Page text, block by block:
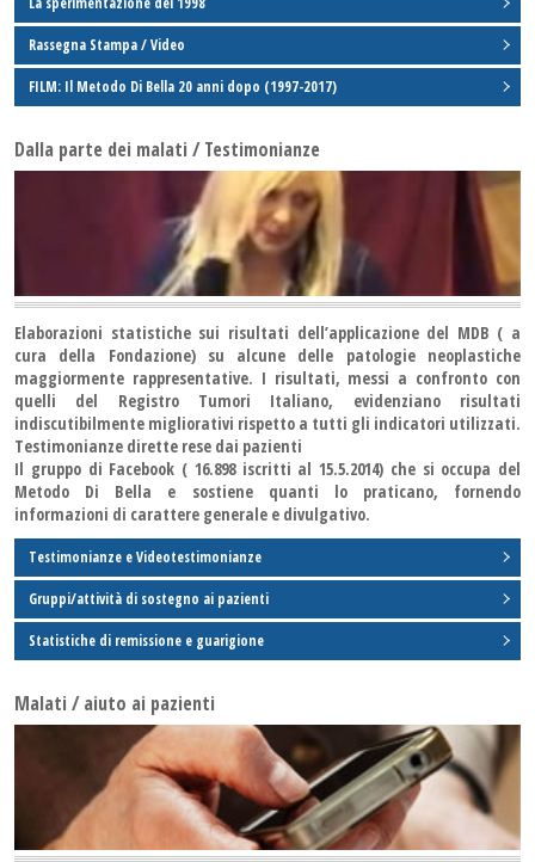
Rassegna Stampa / Video
FILM: Il Metodo Di Bella 20 anni dopo (1997-2017)
Dalla parte dei malati / Testimonianze
Elaborazioni statistiche sui risultati dell’applicazione del MDB ( a
cura della Fondazione) su alcune delle patologie neoplastiche
maggiormente rappresentative. I risultati, messi a confronto con
quelli del Registro Tumori Italiano, evidenziano risultati
indiscutibilmente migliorativi rispetto a tutti gli indicatori utilizzati.
Testimonianze dirette rese dai pazienti
Il gruppo di Facebook ( 16.898 iscritti al 15.5.2014) che si occupa del
Metodo Di Bella e sostiene quanti lo praticano, fornendo
informazioni di carattere generale e divulgativo.
Testimonianze e Videotestimonianze
Gruppi/attività di sostegno ai pazienti
Statistiche di remissione e guarigione
Malati / aiuto ai pazienti